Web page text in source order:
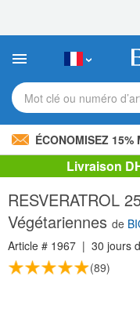
:
site
comprend
un
d'accessibilité.
Mot clé ou numéro
ÉCONOMISEZ 15%
Livraison
RESVERATROL
Végétariennes de
Article # 1967 | 30 jours
(89)